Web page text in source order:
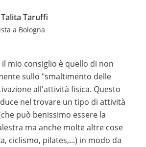
Taruffi
a Bologna
mio consiglio è quello di non
sullo "smaltimento delle
all'attività fisica. Questo
nel trovare un tipo di attività
può benissimo essere la
ma anche molte altre cose
ciclismo, pilates,...) in modo da